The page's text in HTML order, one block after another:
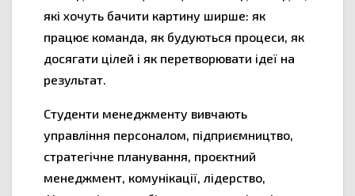
які хочуть бачити картину ширше: як
працює команда, як будуються процеси, як
досягати цілей і як перетворювати ідеї на
результат.
Студенти менеджменту вивчають
управління персоналом, підприємництво,
стратегічне планування, проєктний
менеджмент, комунікації, лідерство,